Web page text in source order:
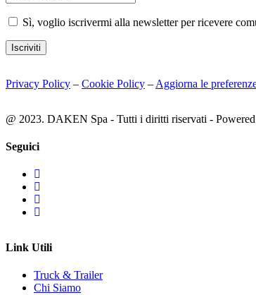
Sì, voglio iscrivermi alla newsletter per ricevere
Iscriviti
Privacy Policy – Cookie Policy – Aggiorna le
@ 2023. DAKEN Spa - Tutti i diritti riservati -
Seguici
Link Utili
Truck & Trailer
Chi Siamo